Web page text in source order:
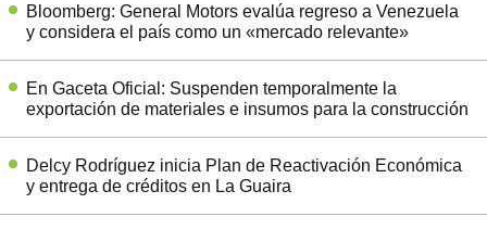
Bloomberg: General Motors evalúa regreso a Venezuela
y considera el país como un «mercado relevante»
En Gaceta Oficial: Suspenden temporalmente la
exportación de materiales e insumos para la construcción
Delcy Rodríguez inicia Plan de Reactivación Económica
y entrega de créditos en La Guaira